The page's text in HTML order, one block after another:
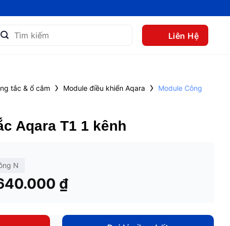
Liên Hệ
tắc & ổ cắm › Module điều khiển Aqara ›
Module Công
Aqara T1 1 kênh
N
₫Khoảng
530.000 ₫